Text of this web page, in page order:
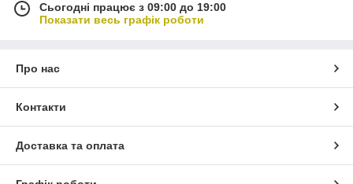
Сьогодні працює з 09:00 до 19:00
Показати весь графік роботи
Про нас
Контакти
Доставка та оплата